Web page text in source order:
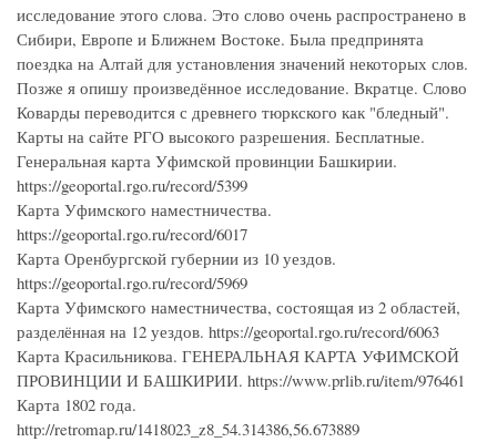
исследование этого слова. Это слово очень распространено в
Сибири, Европе и Ближнем Востоке. Была предпринята
поездка на Алтай для установления значений некоторых слов.
Позже я опишу произведённое исследование. Вкратце. Слово
Коварды переводится с древнего тюркского как "бледный".
Карты на сайте РГО высокого разрешения. Бесплатные.
Генеральная карта Уфимской провинции Башкирии.
https://geoportal.rgo.ru/record/5399
Карта Уфимского наместничества.
https://geoportal.rgo.ru/record/6017
Карта Оренбургской губернии из 10 уездов.
https://geoportal.rgo.ru/record/5969
Карта Уфимского наместничества, состоящая из 2 областей,
разделённая на 12 уездов. https://geoportal.rgo.ru/record/6063
Карта Красильникова. ГЕНЕРАЛЬНАЯ КАРТА УФИМСКОЙ
ПРОВИНЦИИ И БАШКИРИИ. https://www.prlib.ru/item/976461
Карта 1802 года.
http://retromap.ru/1418023_z8_54.314386,56.673889